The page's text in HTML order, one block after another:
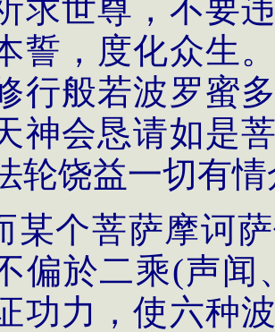
求世尊，不要
誓，度化众生
行般若波罗蜜
神会恳请如是
轮饶益一切有
某个菩萨摩诃
偏於二乘(声闻
功力，使六种